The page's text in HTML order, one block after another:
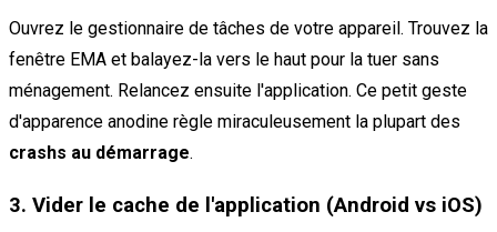
Ouvrez le gestionnaire de tâches de votre appareil. Trouvez la
fenêtre EMA et balayez-la vers le haut pour la tuer sans
ménagement. Relancez ensuite l'application. Ce petit geste
d'apparence anodine règle miraculeusement la plupart des
crashs au démarrage.
3. Vider le cache de l'application (Android vs iOS)